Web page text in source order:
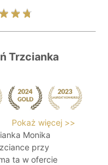
Trzcianka
Pokaż więcej >>
Monika
przy
ta w ofercie